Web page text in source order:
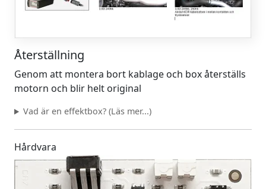
Återställning
Genom att montera bort kablage och box återställs
motorn och blir helt original
Vad är en effektbox? (Läs mer...)
Hårdvara